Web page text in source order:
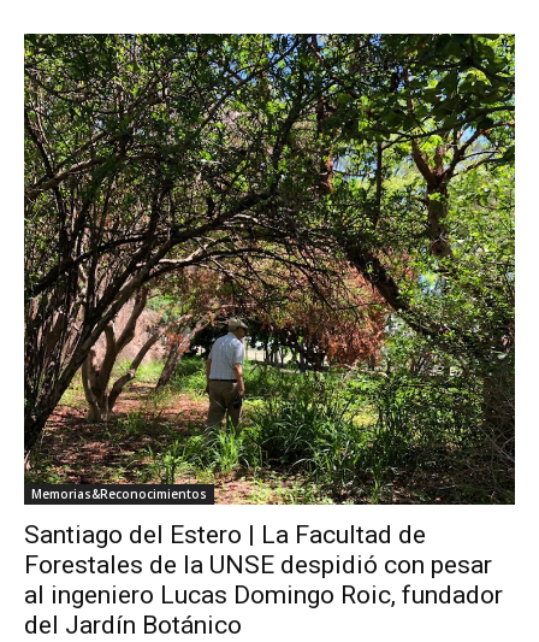
Memorias&Reconocimientos
Santiago del Estero | La Facultad de
Forestales de la UNSE despidió con pesar
al ingeniero Lucas Domingo Roic, fundador
del Jardín Botánico